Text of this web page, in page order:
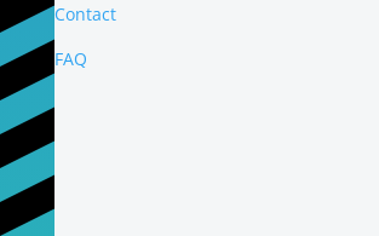
Contact
FAQ